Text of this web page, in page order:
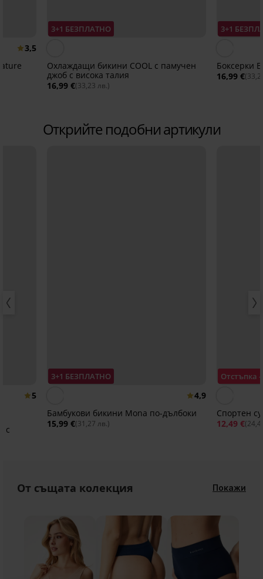
3,5
3+1 БЕЗПЛАТНО
Охлаждащи бикини COOL с памучен
джоб с висока талия
16,99 €(33,23 лв.)
3+1
Боксерки
16,99 €
Открийте подобни артикули
5
с
3+1 БЕЗПЛАТНО
4,9
Бамбукови бикини Mona по-дълбоки
15,99 €(31,27 лв.)
Отстъпка -
Спортен
12,49 €
От същата колекция Покажи